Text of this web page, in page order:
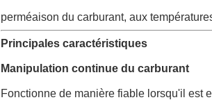
perméaison du carburant, aux
Principales caractéristiques
Manipulation continue du carburant
Fonctionne de manière fiable lorsqu'il est